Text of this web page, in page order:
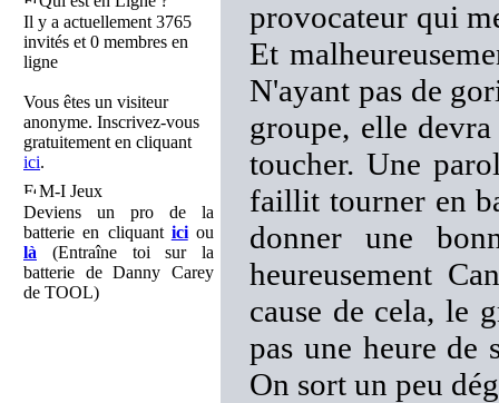
Il y a actuellement 3765
invités et 0 membres en
ligne
Vous êtes un visiteur
anonyme. Inscrivez-vous
gratuitement en cliquant
ici.
M-I Jeux
Deviens un pro de la
batterie en cliquant iciou
là (Entraîne toi sur la
batterie de Danny Carey
de TOOL)
provocateur qui
Et
N'ayant pas de
groupe, elle
toucher. Une
faillit tourner en
donner une
heureusement
cause de cela, le
pas une heure de
On sort un peu